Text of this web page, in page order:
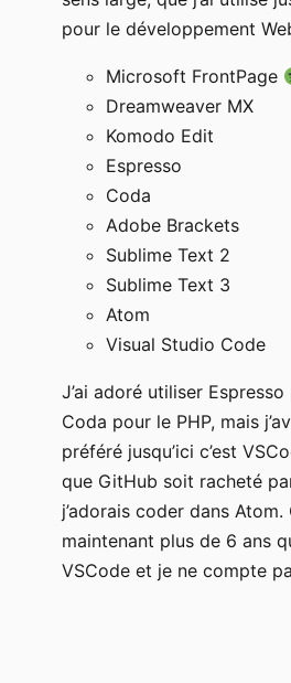
pour le développement
Microsoft FrontPage
Dreamweaver MX
Komodo Edit
Espresso
Coda
Adobe Brackets
Sublime Text 2
Sublime Text 3
Atom
Visual Studio Code
J’ai adoré utiliser
Coda pour le PHP, mais
préféré jusqu’ici c’est
que GitHub soit racheté
j’adorais coder dans Atom.
maintenant plus de 6 ans
VSCode et je ne compte